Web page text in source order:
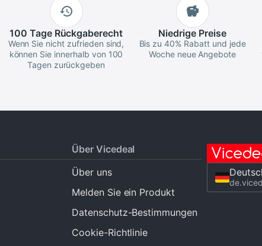
100 TageRückgaberecht
Wenn Sie nicht zufrieden sind,
können Sie innerhalb von 100
Tagen zurückgeben
NiedrigePreise
Bis zu 40% Rabatt und jede
Woche neue Angebote
Über Vicedeal
Über uns
Melden Sie ein Produkt
Datenschutz-Bestimmungen
Cookie-Richtlinie